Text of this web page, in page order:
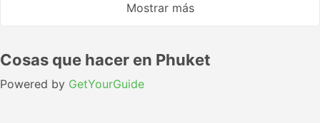
Mostrar más
Cosas que hacer en Phuket
Powered by GetYourGuide